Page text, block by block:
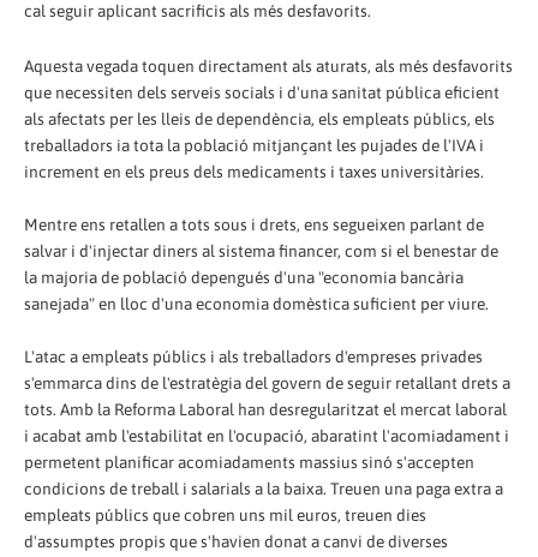
cal seguir aplicant sacrificis als més desfavorits.
Aquesta vegada toquen directament als aturats, als més desfavorits
que necessiten dels serveis socials i d'una sanitat pública eficient
als afectats per les lleis de dependència, els empleats públics, els
treballadors ia tota la població mitjançant les pujades de l'IVA i
increment en els preus dels medicaments i taxes universitàries.
Mentre ens retallen a tots sous i drets, ens segueixen parlant de
salvar i d'injectar diners al sistema financer, com si el benestar de
la majoria de població depengués d'una "economia bancària
sanejada" en lloc d'una economia domèstica suficient per viure.
L'atac a empleats públics i als treballadors d'empreses privades
s'emmarca dins de l'estratègia del govern de seguir retallant drets a
tots. Amb la Reforma Laboral han desregularitzat el mercat laboral
i acabat amb l'estabilitat en l'ocupació, abaratint l'acomiadament i
permetent planificar acomiadaments massius sinó s'accepten
condicions de treball i salarials a la baixa. Treuen una paga extra a
empleats públics que cobren uns mil euros, treuen dies
d'assumptes propis que s'havien donat a canvi de diverses